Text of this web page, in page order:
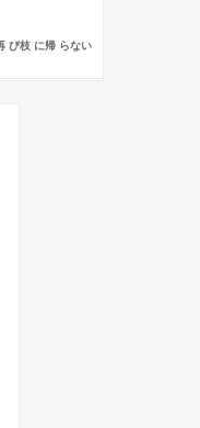
び枝 に帰 らない